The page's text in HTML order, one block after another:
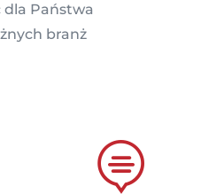
dla Państwa
branż
